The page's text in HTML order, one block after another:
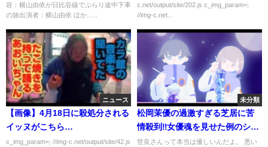
容：横山由依が日比谷線でぶらり途中下車
の旅出演者：横山由依 ほか......
c.net/output/site/202.js c_img_param=;
//img-c.net...
ニュース
【画像】4月18日に殺処分される
イッヌがこちら…
c_img_param=; //img-c.net/output/site/42.js
未分類
松岡茉優の過激すぎる芝居に苦
情殺到‼女優魂を見せた例のシー
ンに男性は大喜び⁉【本当は優し
世良さんって本当は優しいんだよ。 悪い